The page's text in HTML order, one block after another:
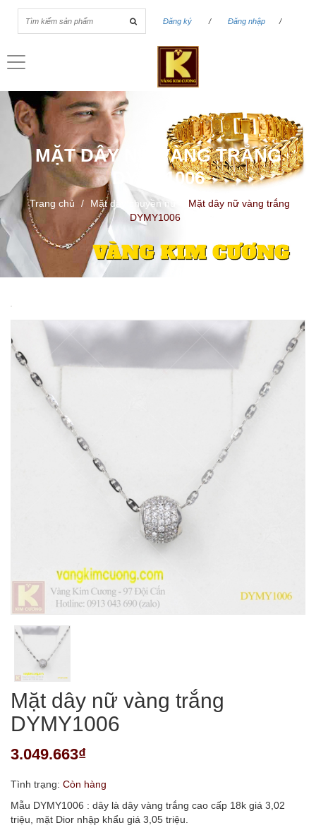
Đăng ký / Đăng nhập /
Toggle
MẶT DÂY NỮ VÀNG TRẮNG
DYMY1006
Trang chủ / Mặt dây chuyền nữ
Mặt dây nữ vàng trắng
DYMY1006
Mặt dây nữ vàng trắng
DYMY1006
3.049.663₫
Tình trạng: Còn hàng
Mẫu DYMY1006 : dây là dây vàng trắng cao cấp 18k giá 3,02
triệu, mặt Dior nhập khẩu giá 3,05 triệu.